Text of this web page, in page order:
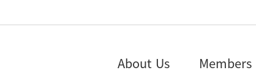
About Us Members